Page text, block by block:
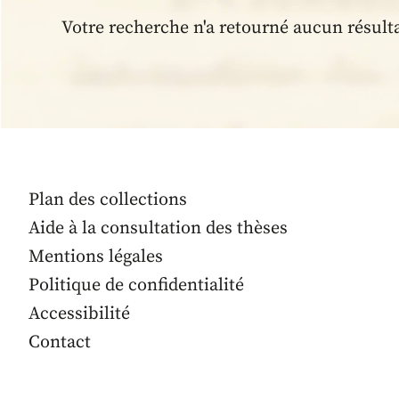
Votre recherche n'a retourné aucun
Plan des collections
Aide à la consultation des thèses
Mentions légales
Politique de confidentialité
Accessibilité
Contact